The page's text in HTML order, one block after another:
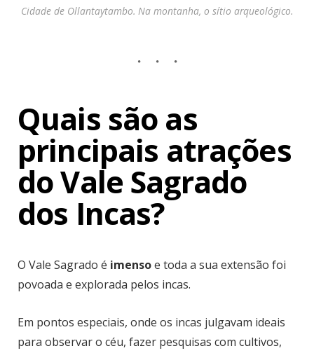
Cidade de Ollantaytambo. Na montanha, o sítio arqueológico.
Quais são as
principais atrações
do Vale Sagrado
dos Incas?
O Vale Sagrado é imensoe toda a sua extensão foi
povoada e explorada pelos incas.
Em pontos especiais, onde os incas julgavam ideais
para observar o céu, fazer pesquisas com cultivos,